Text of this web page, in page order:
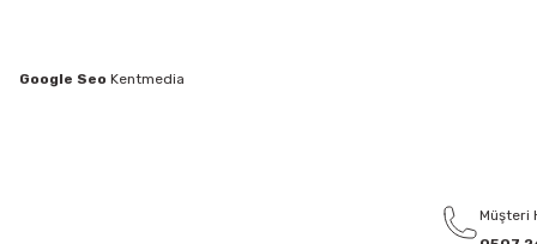
Google Seo Kentmedia
Müşteri